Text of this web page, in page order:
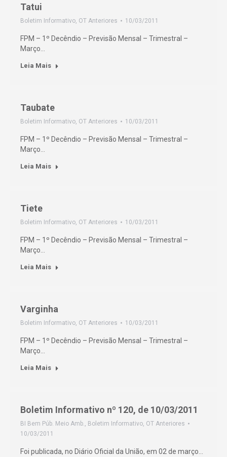
Tatui
Boletim Informativo, OT Anteriores 10/03/2011
FPM – 1º Decêndio – Previsão Mensal – Trimestral –
Março…
Leia Mais
Taubate
Boletim Informativo, OT Anteriores 10/03/2011
FPM – 1º Decêndio – Previsão Mensal – Trimestral –
Março…
Leia Mais
Tiete
Boletim Informativo, OT Anteriores 10/03/2011
FPM – 1º Decêndio – Previsão Mensal – Trimestral –
Março…
Leia Mais
Varginha
Boletim Informativo, OT Anteriores 10/03/2011
FPM – 1º Decêndio – Previsão Mensal – Trimestral –
Março…
Leia Mais
Boletim Informativo nº 120, de 10/03/2011
BI Bem Púb. Meio Amb., Boletim Informativo, OT Anteriores
10/03/2011
Foi publicada, no Diário Oficial da União, em 02 de março…